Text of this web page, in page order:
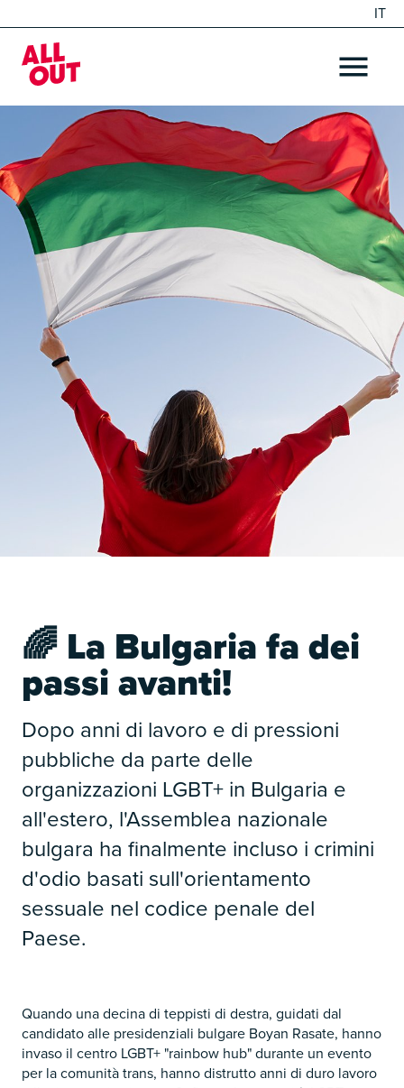
IT
Home
OPEN
🌈 La Bulgaria fa dei
passi avanti!
Dopo anni di lavoro e di pressioni
pubbliche da parte delle
organizzazioni LGBT+ in Bulgaria e
all'estero, l'Assemblea nazionale
bulgara ha finalmente incluso i crimini
d'odio basati sull'orientamento
sessuale nel codice penale del
Paese.
Quando una decina di teppisti di destra, guidati dal
candidato alle presidenziali bulgare Boyan Rasate, hanno
invaso il centro LGBT+ "rainbow hub" durante un evento
per la comunità trans, hanno distrutto anni di duro lavoro